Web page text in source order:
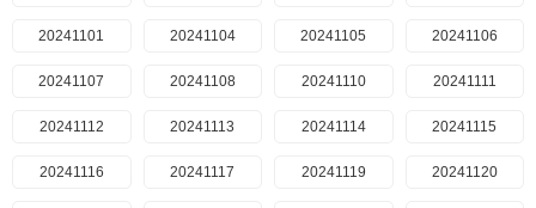
20241101 20241104 20241105 20241106
20241107 20241108 20241110 20241111
20241112 20241113 20241114 20241115
20241116 20241117 20241119 20241120